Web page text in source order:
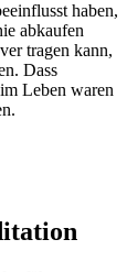
haben,
abkaufen
tragen kann,
Dass
Leben waren